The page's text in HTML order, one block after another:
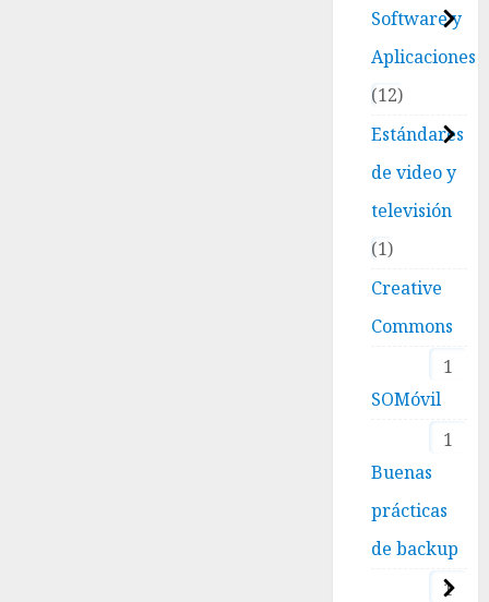
Software y
Aplicaciones
12
Estándares
de video y
televisión
1
Creative
Commons
1
SOMóvil
1
Buenas
prácticas
de backup
1